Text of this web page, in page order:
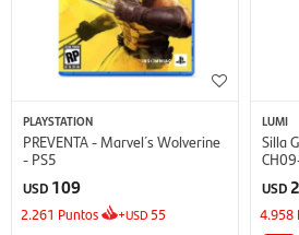
PLAYSTATION
PREVENTA - Marvel´s Wolverine
- PS5
USD 109
2.261 Puntos +USD55
LUMI
Silla
USD
4.958